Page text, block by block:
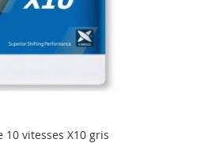
10 vitesses X10 gris